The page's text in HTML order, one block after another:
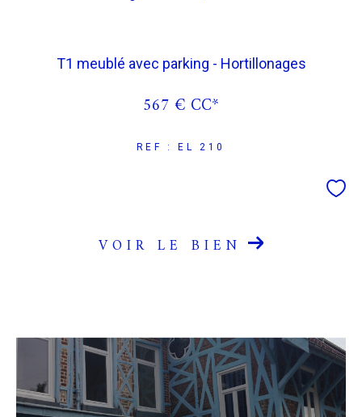
T1 meublé avec parking - Hortillonages
567 € CC*
REF : EL 210
VOIR LE BIEN